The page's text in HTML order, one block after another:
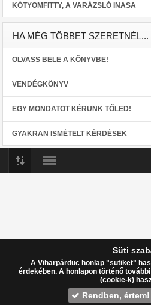
KÓTYOMFITTY, A VARÁZSLÓ INASA
HA MÉG TÖBBET SZERETNÉL...
OLVASS BELE A KÖNYVBE!
VENDÉGKÖNYV
EGY MONDATOT KÉRÜNK TŐLED!
GYAKRAN ISMÉTELT KÉRDÉSEK
következményeket von maga után.
Süti
A Viharpárduc honlap "sütiket"
érdekében. A honlapon történő
(cookie-k)
Rendben, értem!